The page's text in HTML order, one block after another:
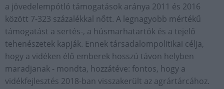
a jövedelempótló támogatások aránya 2011 és 2016
között 7-323 százalékkal nőtt. A legnagyobb mértékű
támogatást a sertés-, a húsmarhatartók és a tejelő
tehenészetek kapják. Ennek társadalompolitikai célja,
hogy a vidéken élő emberek hosszú távon helyben
maradjanak - mondta, hozzátéve: fontos, hogy a
vidékfejlesztés 2018-ban visszakerült az agrártárcához.